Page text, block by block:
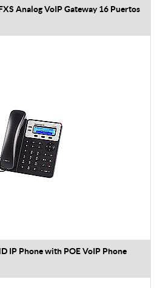
Analog VoIP Gateway 16 Puertos
IP Phone with POE VoIP Phone